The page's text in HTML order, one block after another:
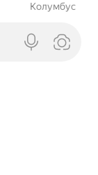
Колумбус